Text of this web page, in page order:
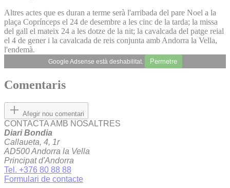
Altres actes que es duran a terme serà l'arribada del pare Noel a la
plaça Coprínceps el 24 de desembre a les cinc de la tarda; la missa
del gall el mateix 24 a les dotze de la nit; la cavalcada del patge reial
el 4 de gener i la cavalcada de reis conjunta amb Andorra la Vella,
l'endemà.
Google Adsense està deshabilitat. Permetre
Comentaris
Afegir nou comentari
CONTACTA AMB NOSALTRES
Diari Bondia
Callaueta, 4, 1r
AD500 Andorra la Vella
Principat d'Andorra
Tel. +376 80 88 88
Formulari de contacte